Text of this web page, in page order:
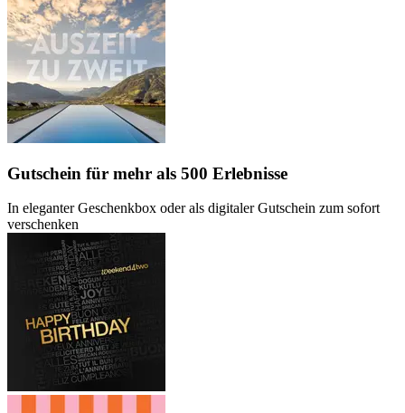
Gutschein für mehr als 500 Erlebnisse
In eleganter Geschenkbox oder als digitaler Gutschein zum sofort
verschenken